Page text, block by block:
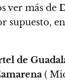
ver más de
de
(